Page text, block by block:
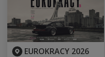
EUROKRACY 2026